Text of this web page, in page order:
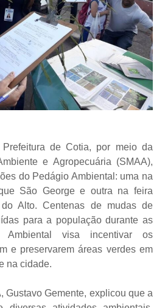
de Cotia, por meio da
e Agropecuária (SMAA),
do Pedágio Ambiental: uma na
São George e outra na feira
Alto. Centenas de mudas de
para a população durante as
visa incentivar os
e preservarem áreas verdes em
na cidade.
Gustavo Gemente, explicou que a